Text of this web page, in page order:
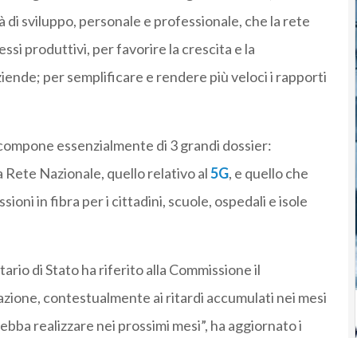
sviluppo, personale e professionale, che la rete
produttivi, per favorire la crescita e la
per semplificare e rendere più veloci i rapporti
essenzialmente di 3 grandi dossier:
Nazionale, quello relativo al5G, e quello che
in fibra per i cittadini, scuole, ospedali e isole
di Stato ha riferito alla Commissione il
contestualmente ai ritardi accumulati nei mesi
realizzare nei prossimi mesi”, ha aggiornato i